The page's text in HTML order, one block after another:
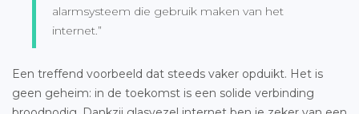
alarmsysteem die gebruik maken van het
internet.”
Een treffend voorbeeld dat steeds vaker opduikt. Het is
geen geheim: in de toekomst is een solide verbinding